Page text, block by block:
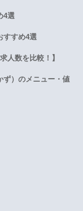
4選
すすめ4選
人数を比較！】
）のメニュー・値